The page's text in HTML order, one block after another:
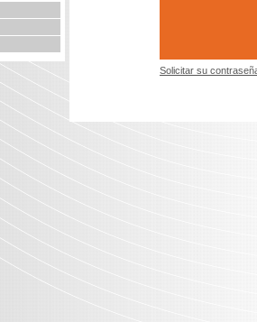
Solicitar su